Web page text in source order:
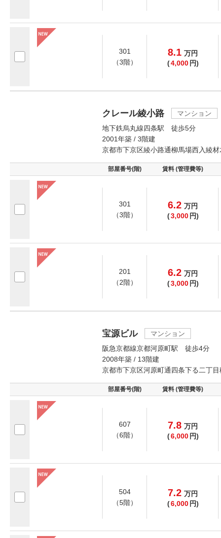
301
（3階）
8.1 万円
(4,000 円)
クレール綾小路
マンション
地下鉄烏丸線四条駅 徒歩5分
2001年築 / 3階建
京都市下京区綾小路通柳馬場西入綾材
部屋番号(階) 賃料 (管理費等)
301
（3階）
6.2 万円
(3,000 円)
201
（2階）
6.2 万円
(3,000 円)
宝源ビル
マンション
阪急京都線京都河原町駅 徒歩4分
2008年築 / 13階建
京都市下京区河原町通四条下る二丁
部屋番号(階) 賃料 (管理費等)
607
（6階）
7.8 万円
(6,000 円)
504
（5階）
7.2 万円
(6,000 円)